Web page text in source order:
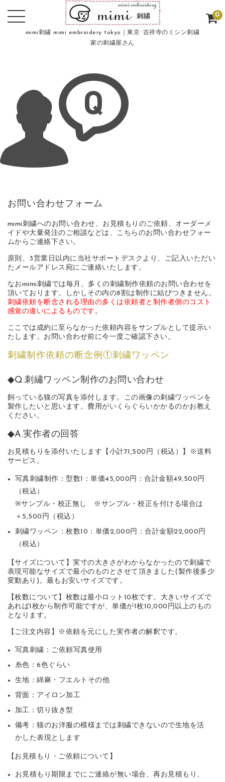
mimi刺繍 mimi embroidery tokyo｜東京･吉祥寺のミシン刺繍
家の刺繍屋さん
0
お問い合わせフォーム
mimi刺繍へのお問い合わせ、お見積もりのご依頼、オーダーメ
イドや大量発注のご相談などは、こちらのお問い合わせフォー
ムからご連絡下さい。
原則、3営業日以内に当社サポートデスクより、ご記入いただい
たメールアドレス宛にご連絡いたします。
なおmimi刺繍では毎月、多くの刺繍制作依頼のお問い合わせを
頂いております。しかしその内の8割は制作に結びつきません。
刺繍依頼を断念される理由の多くは依頼者と制作者側のコスト
感覚の違いによるものです 。
ここでは成約に至らなかった依頼内容をサンプルとして提示い
たします。お問い合わせ前に今一度ご確認下さい。
刺繍制作依頼の断念例①刺繍ワッペン
◆Q.刺繡ワッペン制作のお問い合わせ
飼っている猫の写真を添付します。この画像の刺繍ワッペンを
製作したいと思います。費用がいくらぐらいかかるのかお教え
ください。
◆A.実作者の回答
お見積もりを添付いたします【小計71,500円（税込）】※送料
サービス。
写真刺繍制作：型数1：単価45,000円：合計金額49,500円
（税込）
※サンプル・校正無し ※サンプル・校正を付ける場合は
＋5,500円（税込）
刺繍ワッペン：枚数10：単価2,000円：合計金額22,000円
（税込）
【サイズについて】実寸の大きさがわからなかったので刺繍で
表現可能なサイズで最小のものとさせて頂きました(製作後多少
変動あり)。最もお安いサイズです。
【枚数について】枚数は最小ロット10枚です。大きいサイズで
あれば1枚から制作可能ですが、単価が1枚10,000円以上のもの
となります。
【ご注文内容】※依頼を元にした実作者の解釈です。
写真刺繍：ご依頼写真使用
糸色：6色ぐらい
生地：綿麻・フエルトその他
背面：アイロン加工
加工：切り抜き型
備考：猫のお洋服の模様までは刺繍できないので生地を活
かした表現とします
【お見積もり・ご依頼について】
お見積もり期限までにご連絡が無い場合、再お見積もり、